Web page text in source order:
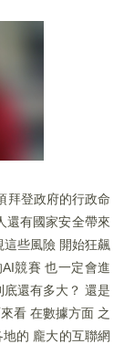
拜登政府的行政命
還有國家安全帶來
些風險 開始狂飆
競賽 也一定會進
還有多大？ 還是
看 在數據方面 之
的 龐大的互聯網